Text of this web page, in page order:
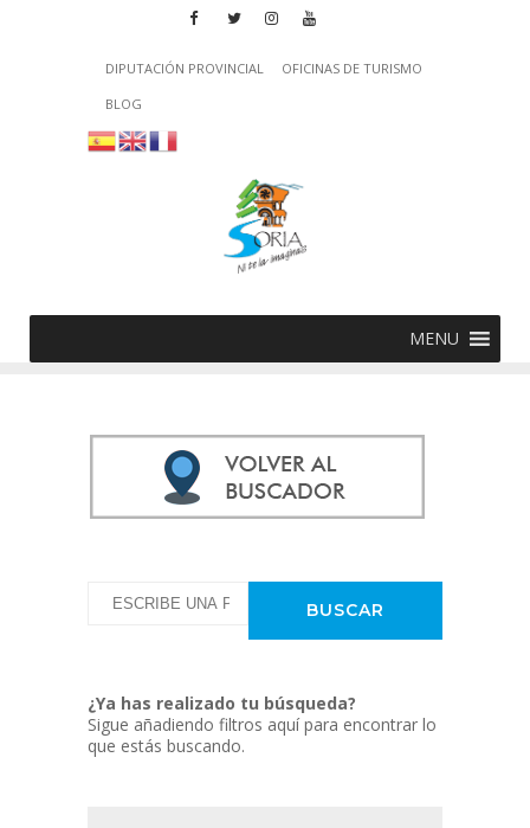
DIPUTACIÓN PROVINCIAL
OFICINAS DE TURISMO
BLOG
MENU
¿Ya has realizado tu búsqueda?
Sigue añadiendo filtros aquí para encontrar lo
que estás buscando.